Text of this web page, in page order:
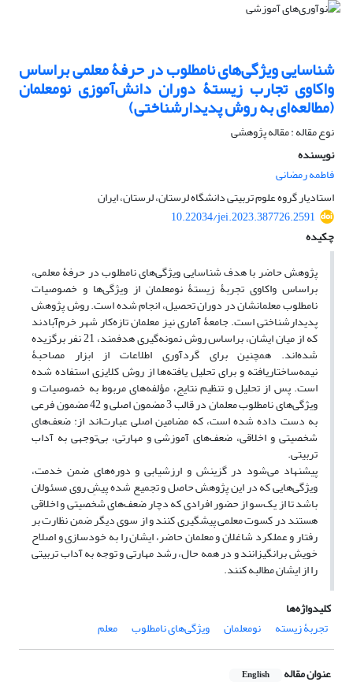
شناسایی ویژگی‌های نامطلوب در حرفۀ معلمی براساس
واکاوی تجارب زیستۀ دوران دانش‌آموزی نومعلمان
(مطالعه‌ای به‌ روش پدیدارشناختی)
نوع مقاله : مقاله پژوهشی
نویسنده
فاطمه رمضانی
استادیار گروه علوم تربیتی دانشگاه لرستان، لرستان، ایران
10.22034/jei.2023.387726.2591
چکیده
پژوهش حاضر با هدف شناسایی ویژگی‌های نامطلوب در حرفۀ معلمی،
براساس واکاوی تجربۀ زیستۀ نومعلمان از ویژگی‌‌ها و خصوصیات
نامطلوب معلمانشان در دوران تحصیل، انجام شده است. روش پژوهش
پدیدارشناختی است. جامعۀ آماری نیز معلمان تازه‌کار شهر خرم‌آبادند
که از میان ایشان، براساس روش نمونه‌گیری هدفمند، 21 نفر برگزیده
شده‌اند. همچنین برای گردآوری اطلاعات از ابزار مصاحبۀ
نیمه‌ساختاریافته و برای تحلیل یافته‌ها از روش کلایزی استفاده شده
است. پس از تحلیل و تنظیم نتایج، مؤلفه‌های مربوط به خصوصیات و
ویژگی‌های نامطلوب معلمان در قالب 3 مضمون اصلی و 42 مضمون فرعی
به دست داده شده است، که مضامین اصلی عبارت‌اند از: ضعف‌های
شخصیتی و اخلاقی، ضعف‌های آموزشی و مهارتی، بی‌توجهی به آداب
تربیتی.
پیشنهاد می‌شود در گزینش و ارزشیابی و دوره‌های ضمن خدمت،
ویژگی‌‌هایی که در این پژوهش حاصل و تجمیع شده پیشِ ‌روی مسئولان
باشد تا از یک‌سو از حضور افرادی که دچار ضعف‌های شخصیتی و اخلاقی
هستند در کسوت معلمی پیشگیری کنند و از سوی دیگر ضمن نظارت بر
رفتار و عملکرد شاغلان و معلمان حاضر، ایشان را به خودسازی و اصلاح
خویش برانگیزانند و در همه‌ حال، رشد مهارتی و توجه به آداب تربیتی
را از ایشان مطالبه کنند.
کلیدواژه‌ها
تجربۀ زیسته
نومعلمان ویژگی‌های نامطلوب معلم
عنوان مقاله English